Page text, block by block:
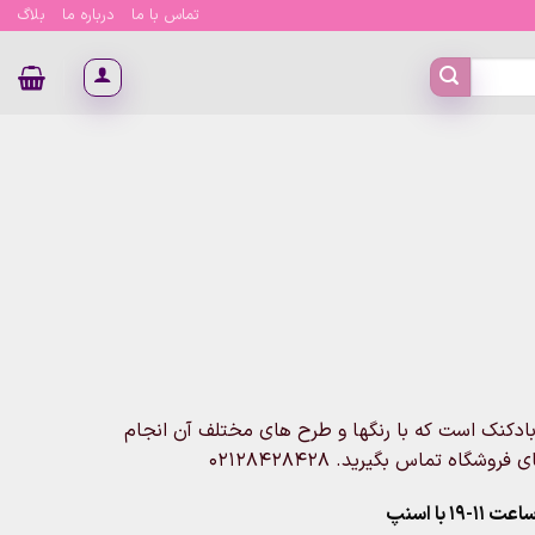
تماس با ما درباره ما بلاگ
است که با رنگها و طرح های مختلف آن انجام
تماس بگیرید. 02128428428
با اسنپ